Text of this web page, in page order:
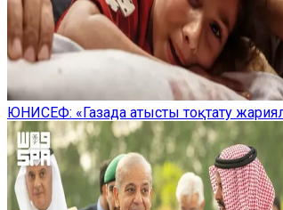
ЮНИСЕФ: «Газада атысты тоқтату